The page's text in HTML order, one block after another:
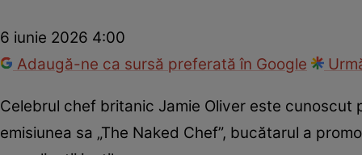
6 iunie 2026 4:00
Adaugă-ne ca sursă preferată în Google
Celebrul chef britanic Jamie Oliver este
emisiunea sa „The Naked Chef”, bucătarul a